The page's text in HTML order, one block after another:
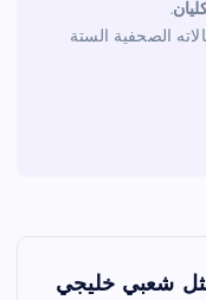
.
الصحفية الستة
شعبي خليجي